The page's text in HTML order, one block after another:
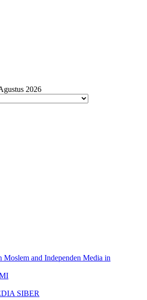
2026
Moslem and Independen Media in
SIBER